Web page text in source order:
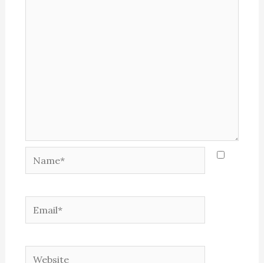
Name*
Email*
Website